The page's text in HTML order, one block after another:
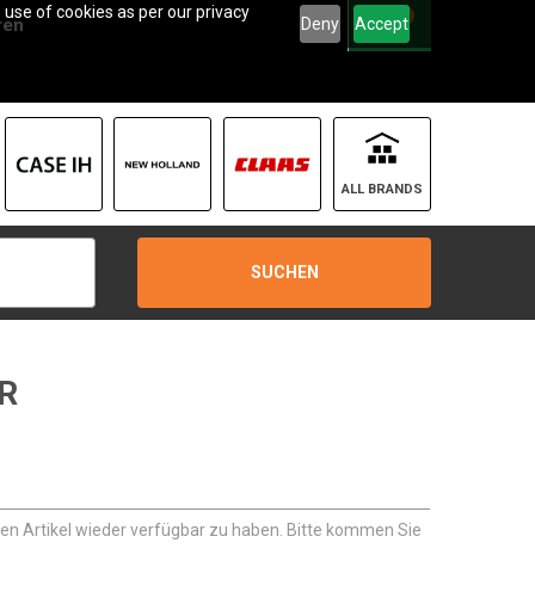
of cookies as per our privacy
Deny Accept
0
ALL BRANDS
SUCHEN
Artikel wieder verfügbar zu haben. Bitte kommen Sie